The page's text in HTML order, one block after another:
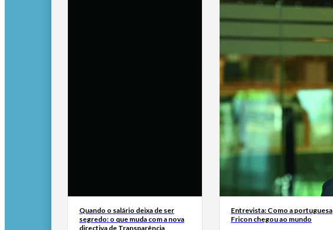
Quando o salário deixa de ser
segredo: o que muda com a nova
directiva de Transparência
Entrevista: Como a portuguesa
Fricon chegou ao mundo